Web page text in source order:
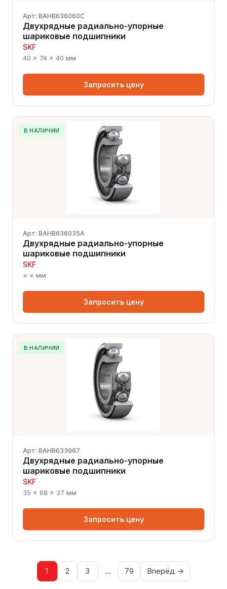
Арт: BAHB636060C
Двухрядные радиально-упорные
шариковые подшипники
SKF
40 × 74 × 40 мм
Запросить цену
В НАЛИЧИИ
Арт: BAHB636035A
Двухрядные радиально-упорные
шариковые подшипники
SKF
× × мм
Запросить цену
В НАЛИЧИИ
Арт: BAHB633967
Двухрядные радиально-упорные
шариковые подшипники
SKF
35 × 68 × 37 мм
Запросить цену
1 2 3 … 79 Вперёд →